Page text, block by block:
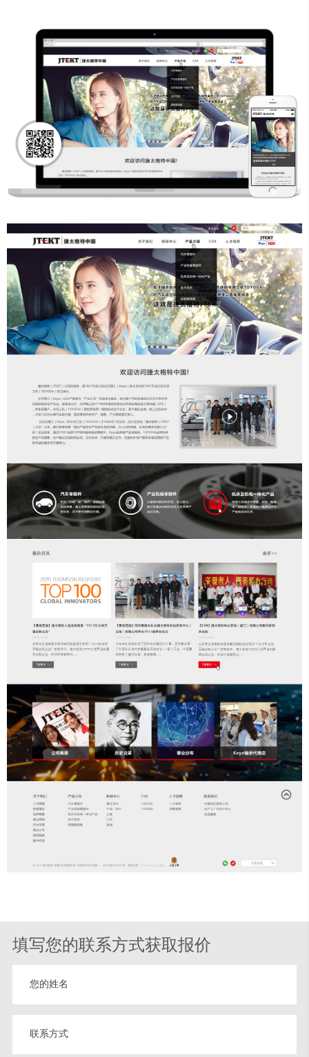
填写您的联系方式获取报价